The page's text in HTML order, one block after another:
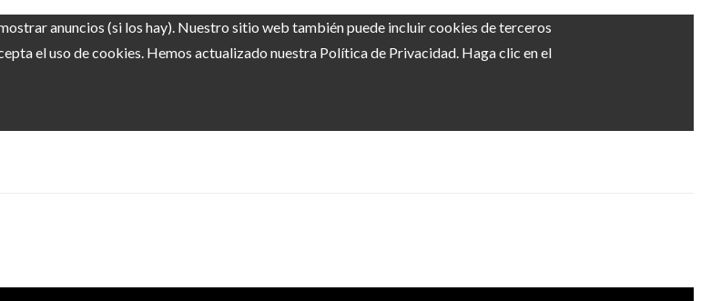
anuncios (si los hay). Nuestro sitio web también puede incluir cookies de terceros
el uso de cookies. Hemos actualizado nuestra Política de Privacidad. Haga clic en el